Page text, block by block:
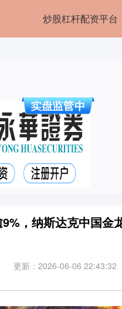
炒股杠杆配资平台
，纳斯达克中国金
更新：2026-06-06 22:43:32